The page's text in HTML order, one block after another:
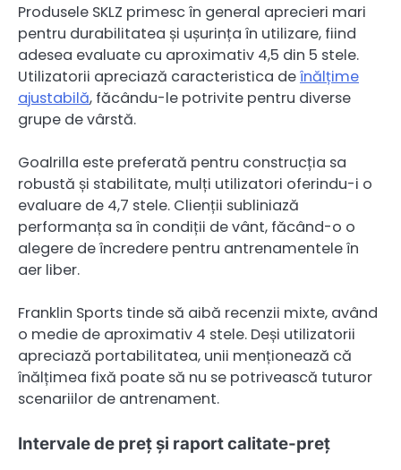
Produsele SKLZ primesc în general aprecieri mari
pentru durabilitatea și ușurința în utilizare, fiind
adesea evaluate cu aproximativ 4,5 din 5 stele.
Utilizatorii apreciază caracteristica deînălțime
ajustabilă, făcându-le potrivite pentru diverse
grupe de vârstă.
Goalrilla este preferată pentru construcția sa
robustă și stabilitate, mulți utilizatori oferindu-i o
evaluare de 4,7 stele. Clienții subliniază
performanța sa în condiții de vânt, făcând-o o
alegere de încredere pentru antrenamentele în
aer liber.
Franklin Sports tinde să aibă recenzii mixte, având
o medie de aproximativ 4 stele. Deși utilizatorii
apreciază portabilitatea, unii menționează că
înălțimea fixă poate să nu se potrivească tuturor
scenariilor de antrenament.
Intervale de preț și raport calitate-preț